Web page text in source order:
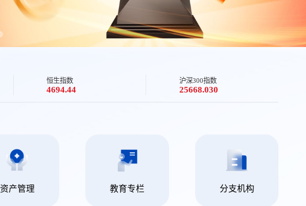
恒生指数
4694.44
沪深300指数
25668.030
资产管理 教育专栏 分支机构